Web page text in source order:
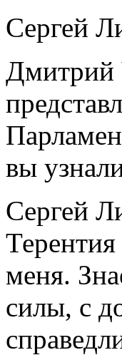
Сергей
Дмитрий
вы
Сергей
меня.
силы, с